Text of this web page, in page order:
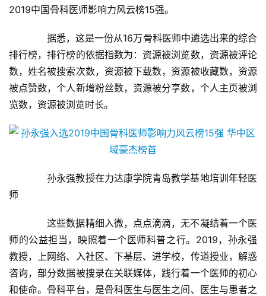
2019中国骨科医师影响力风云榜15强。
据悉，这是一份从16万骨科医师中遴选出来的综合
排行榜，排行榜的依据指数为：资源被浏览数，资源被评论
数，姓名被搜索次数，资源被下载数，资源被收藏数，资源
被点赞数，个人新增粉丝数，资源被分享数，个人主页被浏
览数，资源被浏览时长。
孙永强教授在力达康学院青岛教学基地培训年轻医
师
这些数据精细入微，点点滴滴，无不凝结着一个医
师的公益担当，映照着一个医师科普之行。2019，孙永强
教授，上网络、入社区、下基层、进学校，传道授业，解惑
咨询，部分数据被搜录在关联媒体，践行着一个医师的初心
和使命。骨科平台，是骨科医生与医生之间、医生与患者之